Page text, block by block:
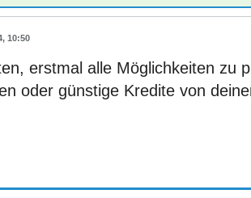
10:50
erstmal alle Möglichkeiten zu
oder günstige Kredite von